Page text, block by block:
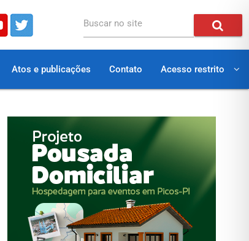
Buscar no site
Atos e publicações Contato Acesso restrito